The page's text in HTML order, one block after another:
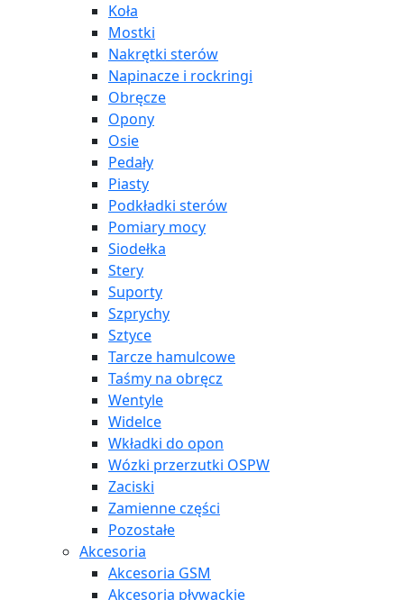
Koła
Mostki
Nakrętki sterów
Napinacze i rockringi
Obręcze
Opony
Osie
Pedały
Piasty
Podkładki sterów
Pomiary mocy
Siodełka
Stery
Suporty
Szprychy
Sztyce
Tarcze hamulcowe
Taśmy na obręcz
Wentyle
Widelce
Wkładki do opon
Wózki przerzutki OSPW
Zaciski
Zamienne części
Pozostałe
Akcesoria
Akcesoria GSM
Akcesoria pływackie